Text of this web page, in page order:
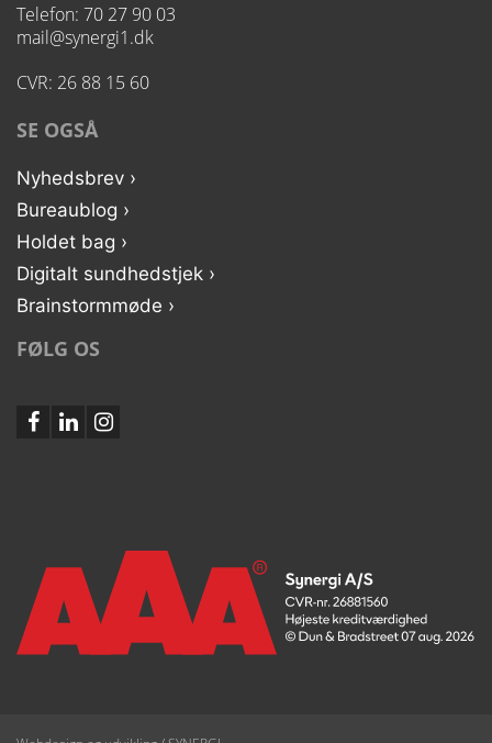
Telefon: 70 27 90 03
mail@synergi1.dk
CVR: 26 88 15 60
SE OGSÅ
Nyhedsbrev ›
Bureaublog ›
Holdet bag ›
Digitalt sundhedstjek ›
Brainstormmøde ›
FØLG OS